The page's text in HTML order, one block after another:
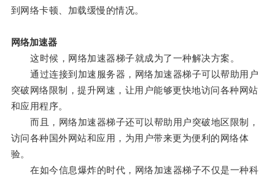
到网络卡顿、加载缓慢的情况。
网络加速器
这时候，网络加速器梯子就成为了一种解决方案。
通过连接到加速服务器，网络加速器梯子可以帮助用户
突破网络限制，提升网速，让用户能够更快地访问各种网站
和应用程序。
而且，网络加速器梯子还可以帮助用户突破地区限制，
访问各种国外网站和应用，为用户带来更为便利的网络体
验。
在如今信息爆炸的时代，网络加速器梯子不仅是一种科